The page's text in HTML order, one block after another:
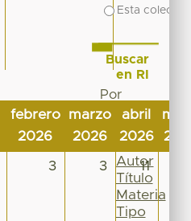
febrero
2026
marzo
2026
abril
2026
3 3 11
Esta
Buscar
en RI
Por
Fecha
de
publicación
Autor
Título
Materia
Tipo